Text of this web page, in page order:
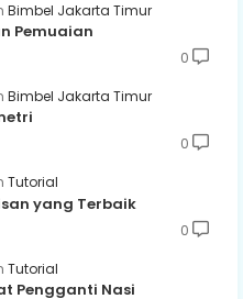
Bimbel Jakarta Timur
Pemuaian
0
Bimbel Jakarta Timur
0
Tutorial
yang Terbaik
0
Tutorial
Pengganti Nasi